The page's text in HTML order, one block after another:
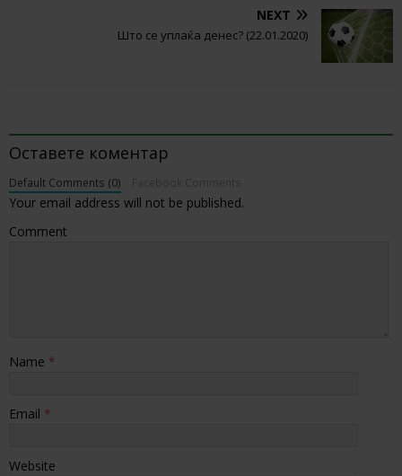
NEXT
Што се уплаќа денес? (22.01.2020)
Оставете коментар
Default Comments (0)
Your email address will not be published.
Comment
Name *
Email *
Website